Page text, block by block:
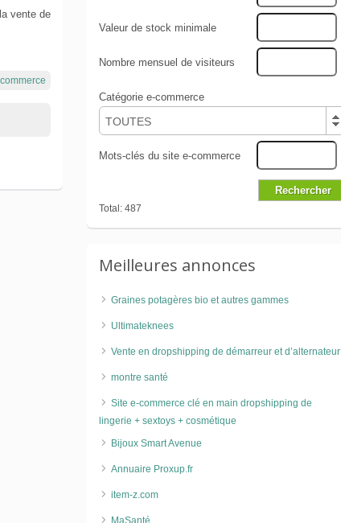
vente de
Valeur de stock minimale
Nombre mensuel de visiteurs
Catégorie e-commerce
TOUTES
Mots-clés du site e-commerce
Total: 487
Meilleures annonces
Graines potagères bio et autres gammes
Ultimateknees
Vente en dropshipping de démarreur et d’alternateur
montre santé
Site e-commerce clé en main dropshipping de
lingerie + sextoys + cosmétique
Bijoux Smart Avenue
Annuaire Proxup.fr
item-z.com
MaSanté